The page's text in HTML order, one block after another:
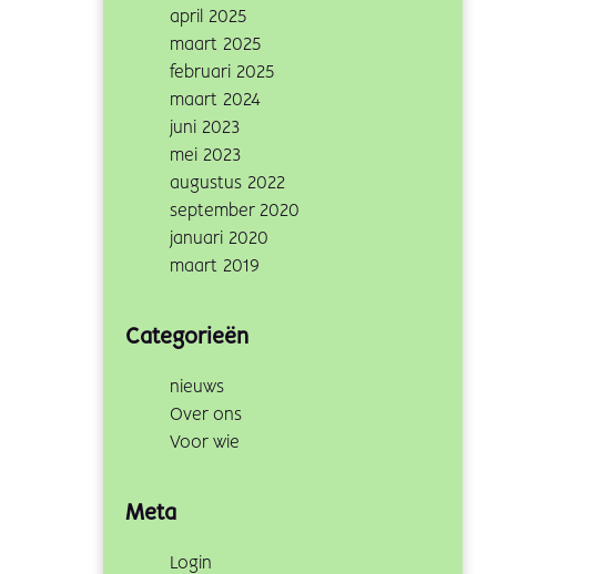
april 2025
maart 2025
februari 2025
maart 2024
juni 2023
mei 2023
augustus 2022
september 2020
januari 2020
maart 2019
Categorieën
nieuws
Over ons
Voor wie
Meta
Login